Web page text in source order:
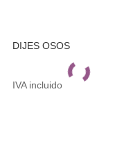
DIJES OSOS
IVA incluido